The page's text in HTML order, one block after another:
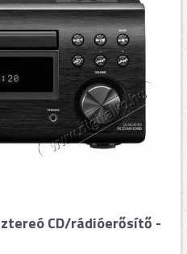
CD/rádióerősítő -